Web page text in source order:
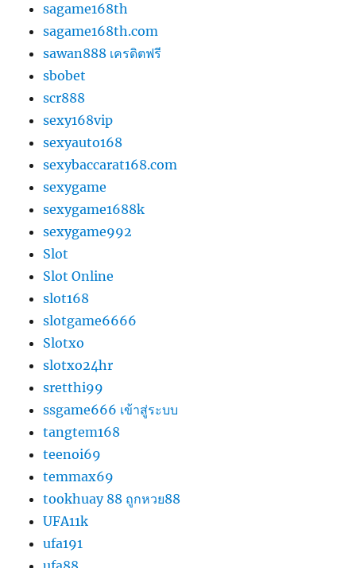
sagame168th
sagame168th.com
sawan888 เครดิตฟรี
sbobet
scr888
sexy168vip
sexyauto168
sexybaccarat168.com
sexygame
sexygame1688k
sexygame992
Slot
Slot Online
slot168
slotgame6666
Slotxo
slotxo24hr
sretthi99
ssgame666 เข้าสู่ระบบ
tangtem168
teenoi69
temmax69
tookhuay 88 ถูกหวย88
UFA11k
ufa191